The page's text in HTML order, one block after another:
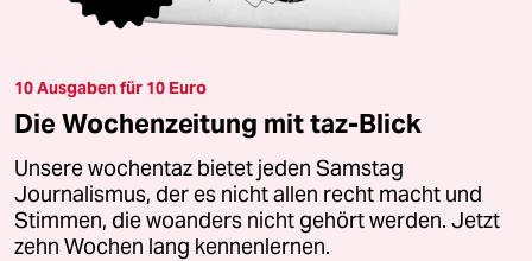
10 Ausgaben für 10 Euro
Die Wochenzeitung mit taz-Blick
Unsere wochentaz bietet jeden Samstag
Journalismus, der es nicht allen recht macht und
Stimmen, die woanders nicht gehört werden. Jetzt
zehn Wochen lang kennenlernen.